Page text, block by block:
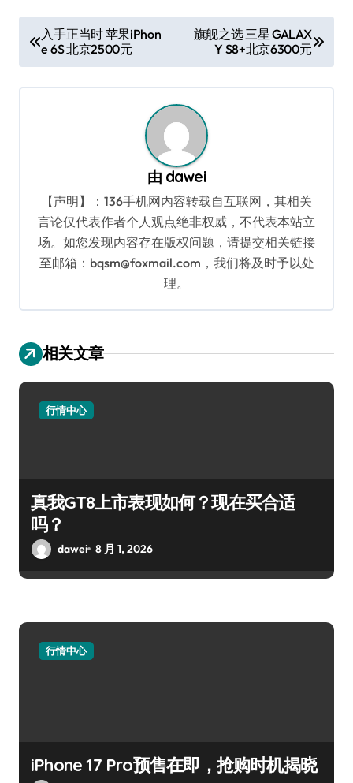
章
导
入手正当时 苹果iPhon
e 6S 北京2500元
旗舰之选 三星 GALAX
Y S8+北京6300元
由 dawei
【声明】：136手机网内容转载自互联网，其相关
言论仅代表作者个人观点绝非权威，不代表本站立
场。如您发现内容存在版权问题，请提交相关链接
至邮箱：bqsm@foxmail.com，我们将及时予以处
理。
相关文章
行情中心
真我GT8上市表现如何？现在买合适
吗？
dawei 8 月 1, 2026
行情中心
iPhone 17 Pro预售在即，抢购时机揭晓